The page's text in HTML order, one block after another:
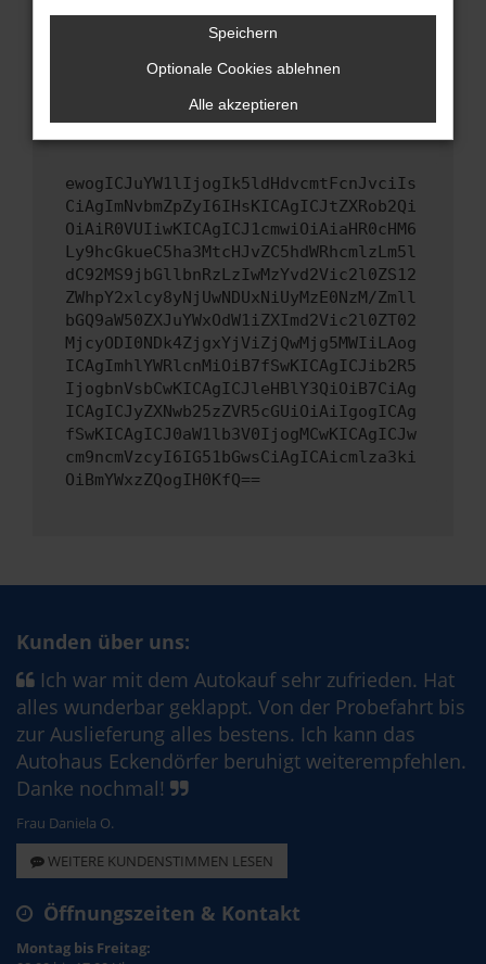
Wende dich an den Webseitenbetreiber.
Wenn du alle oben genannten Schritte versucht
hast, kontaktiere uns bitte. Wir werden
versuchen, das Problem zu beheben. Du kannst
uns diesen Text schicken, um uns bei der
ewogICJuYW1lIjogIk5ldHdvcmtFcnJvciIs
CiAgImNvbmZpZyI6IHsKICAgICJtZXRob2Qi
OiAiR0VUIiwKICAgICJ1cmwiOiAiaHR0cHM6
Ly9hcGkueC5ha3MtcHJvZC5hdWRhcmlzLm5l
dC92MS9jbGllbnRzLzIwMzYvd2Vic2l0ZS12
ZWhpY2xlcy8yNjUwNDUxNiUyMzE0NzM/Zmll
bGQ9aW50ZXJuYWxOdW1iZXImd2Vic2l0ZT02
MjcyODI0NDk4ZjgxYjViZjQwMjg5MWIiLAog
ICAgImhlYWRlcnMiOiB7fSwKICAgICJib2R5
IjogbnVsbCwKICAgICJleHBlY3QiOiB7CiAg
ICAgICJyZXNwb25zZVR5cGUiOiAiIgogICAg
fSwKICAgICJ0aW1lb3V0IjogMCwKICAgICJw
cm9ncmVzcyI6IG51bGwsCiAgICAicmlza3ki
OiBmYWxzZQogIH0KfQ==
Kunden über uns:
Ich war mit dem Autokauf sehr zufrieden. Hat
alles wunderbar geklappt. Von der Probefahrt bis
zur Auslieferung alles bestens. Ich kann das
Autohaus Eckendörfer beruhigt weiterempfehlen.
Danke nochmal!
Frau Daniela O.
WEITERE KUNDENSTIMMEN LESEN
Öffnungszeiten & Kontakt
Montag bis Freitag:
Speichern
Optionale Cookies ablehnen
Alle akzeptieren